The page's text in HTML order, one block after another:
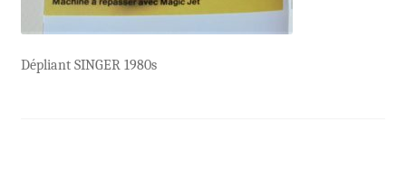
Dépliant SINGER 1980s